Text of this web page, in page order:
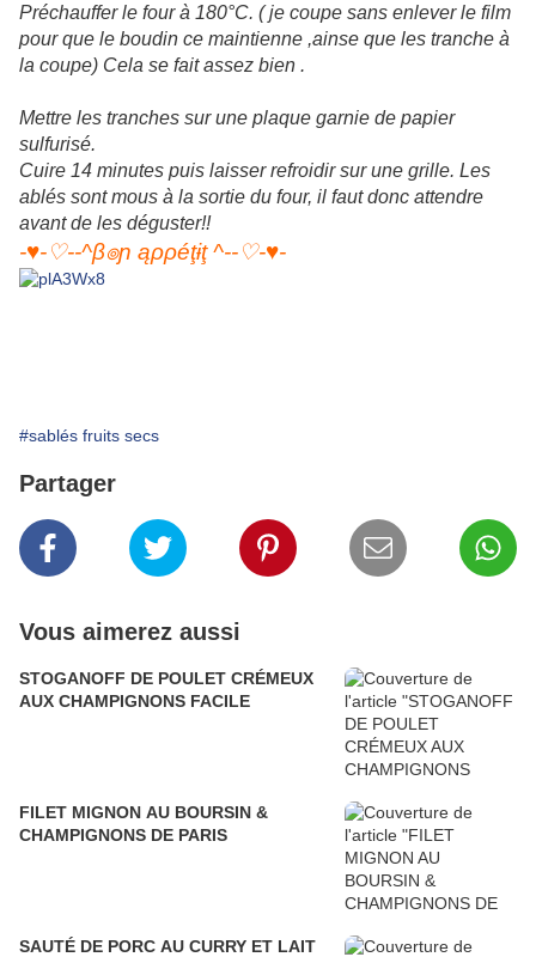
Préchauffer le four à 180°C. ( je coupe sans enlever le film
pour que le boudin ce maintienne ,ainse que les tranche à
la coupe) Cela se fait assez bien .
Mettre les tranches sur une plaque garnie de papier
sulfurisé.
Cuire 14 minutes puis laisser refroidir sur une grille. Les
ablés sont mous à la sortie du four, il faut donc attendre
avant de les déguster!!
-♥-♡--^β๏ɲ ąρρéţɨţ ^--♡-♥-
#sablés fruits secs
Partager
Vous aimerez aussi
STOGANOFF DE POULET CRÉMEUX
AUX CHAMPIGNONS FACILE
FILET MIGNON AU BOURSIN &
CHAMPIGNONS DE PARIS
SAUTÉ DE PORC AU CURRY ET LAIT